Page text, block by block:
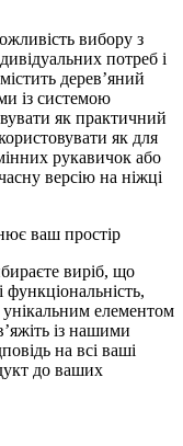
вибору з
потреб і
містить дерев’яний
із системою
як практичний
як для
рукавичок або
версію на ніжці
ваш простір
виріб, що
функціональність,
елементом
із нашими
на всі ваші
до ваших